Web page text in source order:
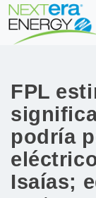
FPL
podría
Isaías;